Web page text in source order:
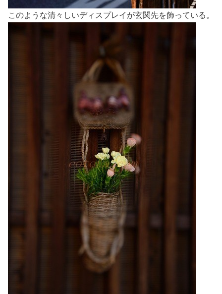
このような清々しいディスプレイが玄関先を飾っている。